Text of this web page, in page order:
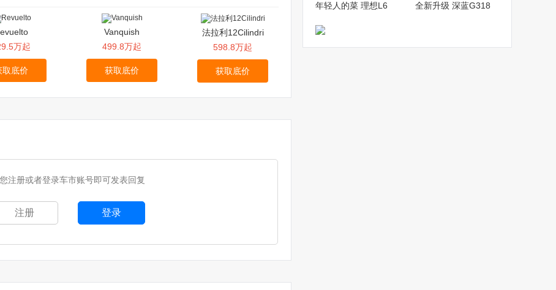
万起
取底价
Vanquish
499.8万起
获取底价
法拉利12Cilindri
598.8万起
获取底价
注册或者登录车市账号即可发表回复
注册 登录
年轻人的菜 理想L6 全新升级 深蓝G318